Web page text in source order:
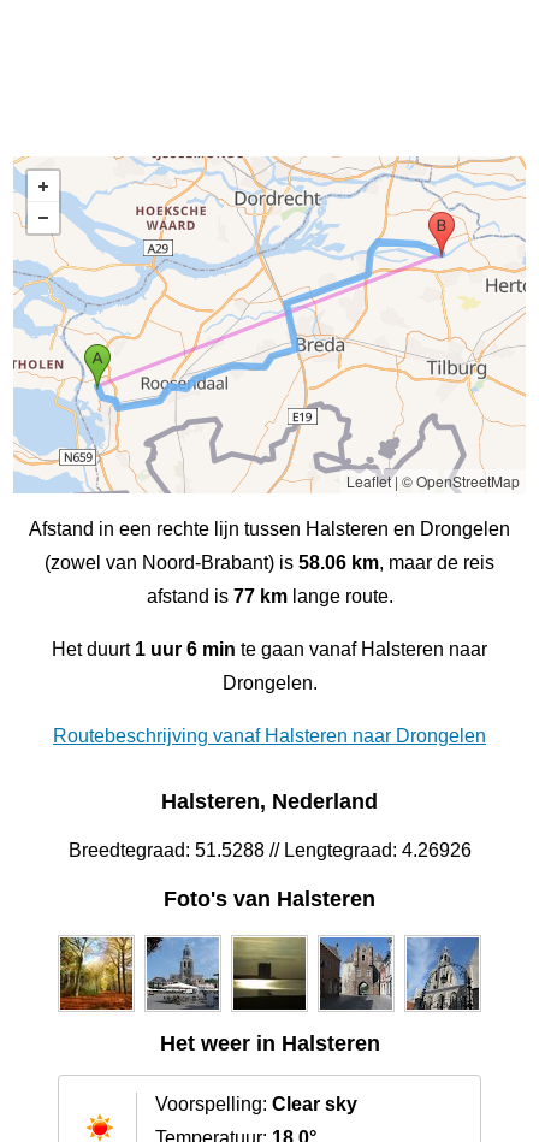
Leaflet| © OpenStreetMap
Afstand in een rechte lijn tussen Halsteren en Drongelen
(zowel van Noord-Brabant) is 58.06 km, maar de reis
afstand is 77 kmlange route.
Het duurt 1 uur 6 min te gaan vanaf Halsteren naar
Drongelen.
Routebeschrijving vanaf Halsteren naar Drongelen
Halsteren, Nederland
Breedtegraad: 51.5288 // Lengtegraad: 4.26926
Foto's van Halsteren
Het weer in Halsteren
Voorspelling: Clear sky